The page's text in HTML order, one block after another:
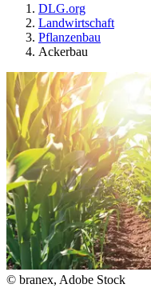
DLG.org
Landwirtschaft
Pflanzenbau
Ackerbau
© branex, Adobe Stock